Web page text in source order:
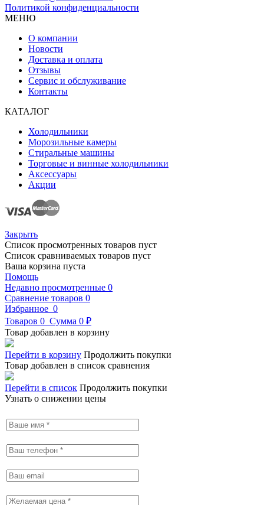
Политикой конфиденциальности
МЕНЮ
О компании
Новости
Доставка и оплата
Отзывы
Сервис и обслуживание
Контакты
КАТАЛОГ
Холодильники
Морозильные камеры
Стиральные машины
Торговые и винные холодильники
Аксессуары
Акции
Закрыть
Список просмотренных товаров пуст
Список сравниваемых товаров пуст
Ваша корзина пуста
Помощь
Недавно просмотренные 0
Сравнение товаров 0
Избранное 0
Товаров 0 Сумма 0 ₽
Товар добавлен в корзину
Перейти в корзину Продолжить покупки
Товар добавлен в список сравнения
Перейти в список Продолжить покупки
Узнать о снижении цены